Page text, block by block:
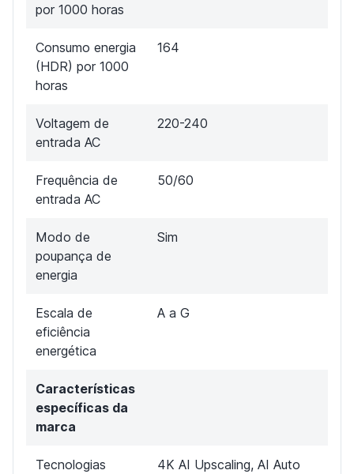
por 1000 horas
Consumo energia
(HDR) por 1000
horas
164
Voltagem de
entrada AC
220-240
Frequência de
entrada AC
50/60
Modo de
poupança de
energia
Sim
Escala de
eficiência
energética
A a G
Características
específicas da
marca
Tecnologias
4K AI Upscaling, AI Auto